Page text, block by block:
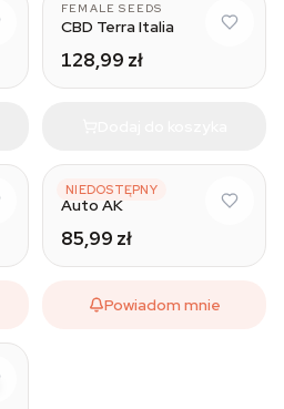
FEMALE SEEDS
CBD Terra Italia
128,99 zł
NIEDOSTĘPNY
FEMALE SEEDS
Auto AK
85,99 zł
Powiadom mnie